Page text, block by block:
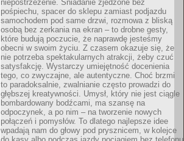
niepostrzeżenie. Śniadanie zjedzone bez
pośpiechu, spacer do sklepu zamiast podjazdu
samochodem pod same drzwi, rozmowa z bliską
osobą bez zerkania na ekran – to drobne gesty,
które budują poczucie, że naprawdę jesteśmy
obecni w swoim życiu. Z czasem okazuje się, że
nie potrzeba spektakularnych atrakcji, żeby czuć
satysfakcję. Wystarczy umiejętność docenienia
tego, co zwyczajne, ale autentyczne. Choć brzmi
to paradoksalnie, zwalnianie często prowadzi do
głębszej kreatywności. Umysł, który nie jest ciągle
bombardowany bodźcami, ma szansę na
odpoczynek, a po nim – na tworzenie nowych
połączeń i pomysłów. To dlatego najlepsze idee
wpadają nam do głowy pod prysznicem, w kolejce